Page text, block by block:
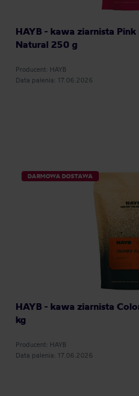
HAYB - kawa ziarnista Pink
Natural 250 g
Producent: HAYB
Data palenia: 17.06.2026
DARMOWA DOSTAWA
HAYB - kawa ziarnista
kg
Producent: HAYB
Data palenia: 17.06.2026